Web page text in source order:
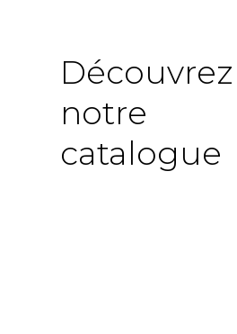
Découvrez
notre
catalogue